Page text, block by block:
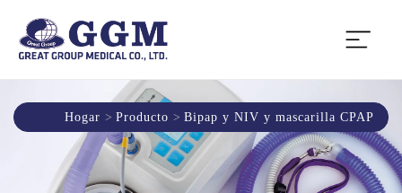
Hogar Producto Bipap y NIV y mascarilla CPAP